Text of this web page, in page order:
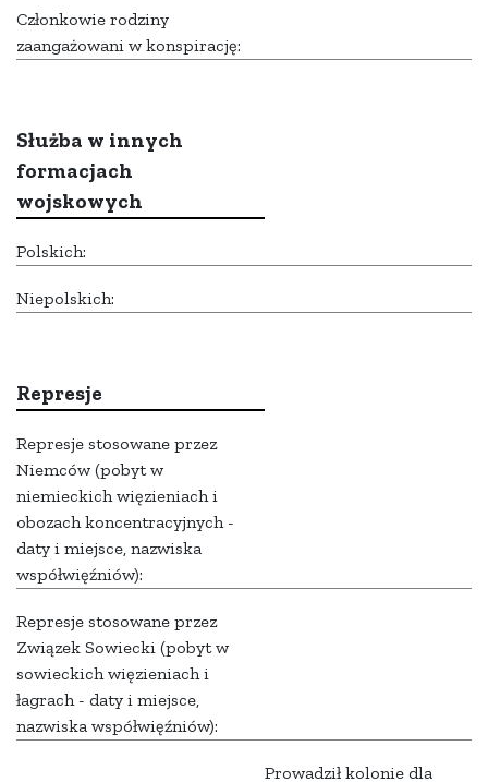
Członkowie rodziny
zaangażowani w konspirację:
Służba w innych
formacjach
wojskowych
Polskich:
Niepolskich:
Represje
Represje stosowane przez
Niemców (pobyt w
niemieckich więzieniach i
obozach koncentracyjnych -
daty i miejsce, nazwiska
współwięźniów):
Represje stosowane przez
Związek Sowiecki (pobyt w
sowieckich więzieniach i
łagrach - daty i miejsce,
nazwiska współwięźniów):
Prowadził kolonie dla